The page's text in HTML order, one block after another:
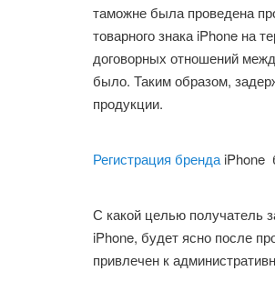
таможне была проведена
товарного знака iPhone на
договорных отношений
было. Таким образом,
продукции.
Регистрация бренда iPhone
С какой целью получатель
iPhone, будет ясно после
привлечен к